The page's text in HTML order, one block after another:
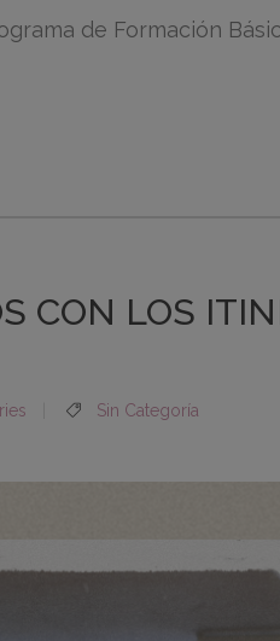
de Formación
CON LOS
Sin Categoría